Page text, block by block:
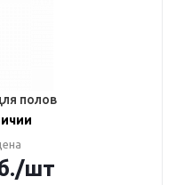
полов
/шт